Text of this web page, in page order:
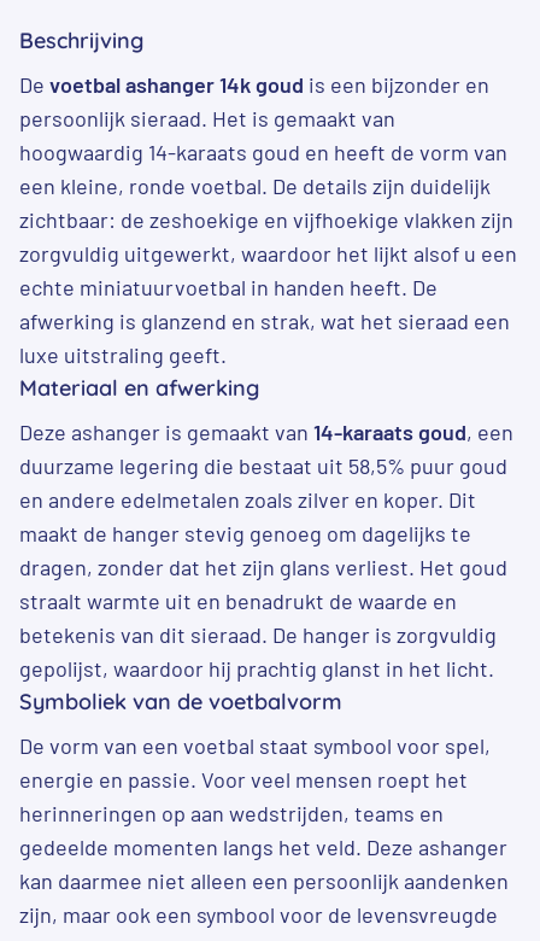
Beschrijving
De voetbal ashanger 14k goud is een bijzonder en
persoonlijk sieraad. Het is gemaakt van
hoogwaardig 14-karaats goud en heeft de vorm van
een kleine, ronde voetbal. De details zijn duidelijk
zichtbaar: de zeshoekige en vijfhoekige vlakken zijn
zorgvuldig uitgewerkt, waardoor het lijkt alsof u een
echte miniatuurvoetbal in handen heeft. De
afwerking is glanzend en strak, wat het sieraad een
luxe uitstraling geeft.
Materiaal en afwerking
Deze ashanger is gemaakt van 14-karaats goud, een
duurzame legering die bestaat uit 58,5% puur goud
en andere edelmetalen zoals zilver en koper. Dit
maakt de hanger stevig genoeg om dagelijks te
dragen, zonder dat het zijn glans verliest. Het goud
straalt warmte uit en benadrukt de waarde en
betekenis van dit sieraad. De hanger is zorgvuldig
gepolijst, waardoor hij prachtig glanst in het licht.
Symboliek van de voetbalvorm
De vorm van een voetbal staat symbool voor spel,
energie en passie. Voor veel mensen roept het
herinneringen op aan wedstrijden, teams en
gedeelde momenten langs het veld. Deze ashanger
kan daarmee niet alleen een persoonlijk aandenken
zijn, maar ook een symbool voor de levensvreugde